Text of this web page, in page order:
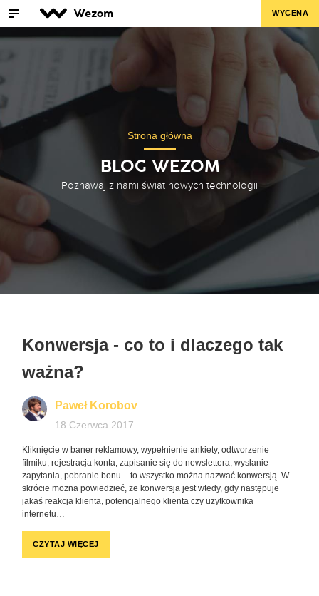
Wezom WYCENA
Strona główna
BLOG WEZOM
Poznawaj z nami świat nowych technologii
Konwersja - co to i dlaczego tak
ważna?
Paweł Korobov
18 Czerwca 2017
Kliknięcie w baner reklamowy, wypełnienie ankiety, odtworzenie
filmiku, rejestracja konta, zapisanie się do newslettera, wysłanie
zapytania, pobranie bonu – to wszystko można nazwać konwersją. W
skrócie można powiedzieć, że konwersja jest wtedy, gdy następuje
jakaś reakcja klienta, potencjalnego klienta czy użytkownika
internetu…
CZYTAJ WIĘCEJ